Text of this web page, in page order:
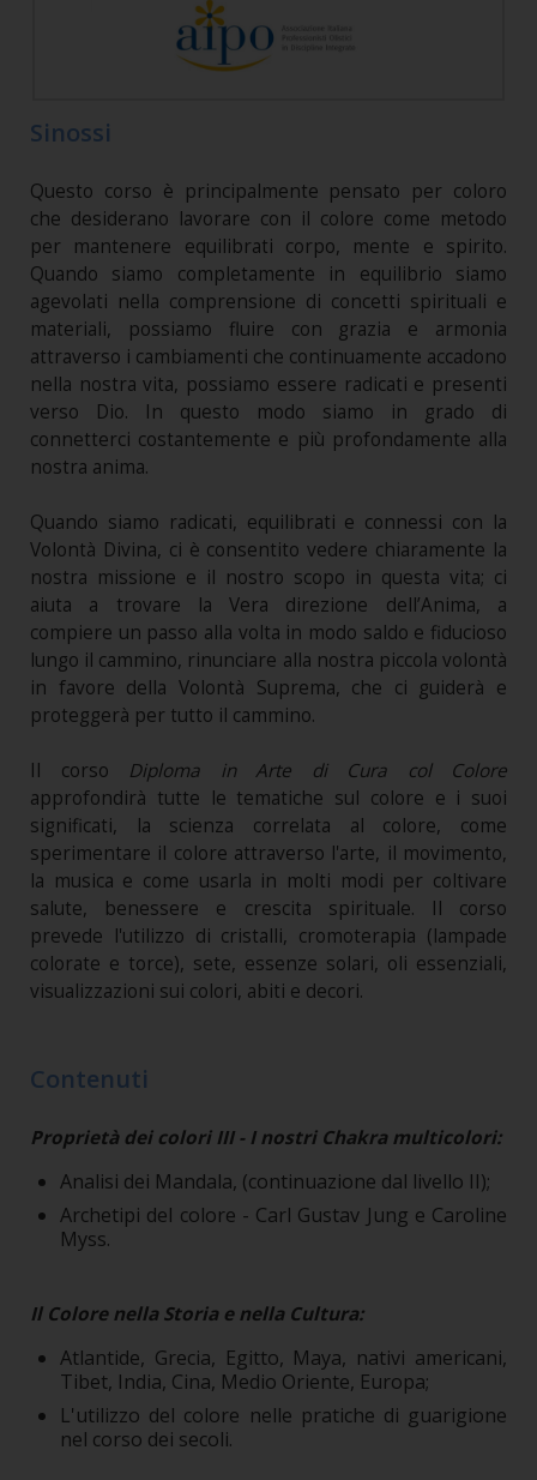
Sinossi
Questo corso è principalmente pensato per coloro
che desiderano lavorare con il colore come metodo
per mantenere equilibrati corpo, mente e spirito.
Quando siamo completamente in equilibrio siamo
agevolati nella comprensione di concetti spirituali e
materiali, possiamo fluire con grazia e armonia
attraverso i cambiamenti che continuamente accadono
nella nostra vita, possiamo essere radicati e presenti
verso Dio. In questo modo siamo in grado di
connetterci costantemente e più profondamente alla
nostra anima.
Quando siamo radicati, equilibrati e connessi con la
Volontà Divina, ci è consentito vedere chiaramente la
nostra missione e il nostro scopo in questa vita; ci
aiuta a trovare la Vera direzione dell’Anima, a
compiere un passo alla volta in modo saldo e fiducioso
lungo il cammino, rinunciare alla nostra piccola volontà
in favore della Volontà Suprema, che ci guiderà e
proteggerà per tutto il cammino.
Il corso Diploma in Arte di Cura col Colore
approfondirà tutte le tematiche sul colore e i suoi
significati, la scienza correlata al colore, come
sperimentare il colore attraverso l'arte, il movimento,
la musica e come usarla in molti modi per coltivare
salute, benessere e crescita spirituale. Il corso
prevede l'utilizzo di cristalli, cromoterapia (lampade
colorate e torce), sete, essenze solari, oli essenziali,
visualizzazioni sui colori, abiti e decori.
Contenuti
Proprietà dei colori III - I nostri Chakra multicolori:
Analisi dei Mandala, (continuazione dal livello II);
Archetipi del colore - Carl Gustav Jung e Caroline
Myss.
Il Colore nella Storia e nella Cultura:
Atlantide, Grecia, Egitto, Maya, nativi americani,
Tibet, India, Cina, Medio Oriente, Europa;
L'utilizzo del colore nelle pratiche di guarigione
nel corso dei secoli.